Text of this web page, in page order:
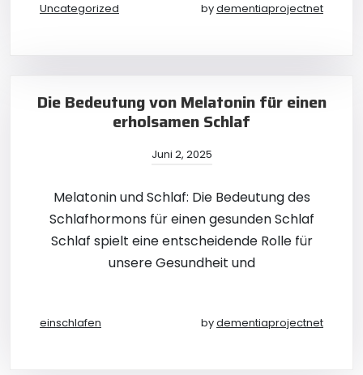
Uncategorized bydementiaprojectnet
Die Bedeutung von Melatonin für einen
erholsamen Schlaf
Juni 2, 2025
Melatonin und Schlaf: Die Bedeutung des
Schlafhormons für einen gesunden Schlaf
Schlaf spielt eine entscheidende Rolle für
unsere Gesundheit und
einschlafen bydementiaprojectnet